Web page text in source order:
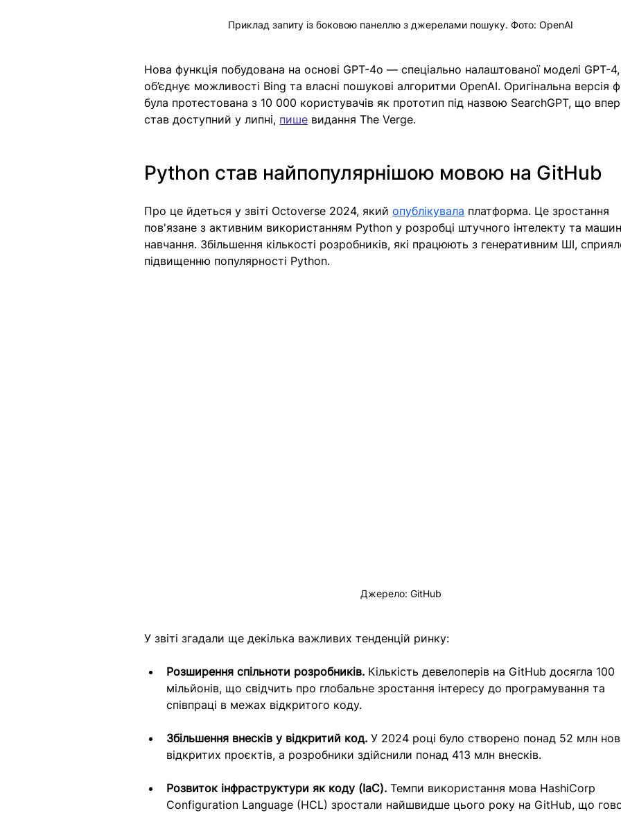
Приклад запиту із боковою панеллю з джерелами пошуку. Фото: ОpenAI
Нова функція побудована на основі GPT-4o — спеціально налаштованої моделі GPT-
об’єднує можливості Bing та власні пошукові алгоритми OpenAI. Оригінальна версія
була протестована з 10 000 користувачів як прототип під назвою SearchGPT, що
став доступний у липні, пише видання The Verge.
Python став найпопулярнішою мовою на GitHub
Про це йдеться у звіті Octoverse 2024, який опублікувала платформа. Це зростання
пов'язане з активним використанням Python у розробці штучного інтелекту та
навчання. Збільшення кількості розробників, які працюють з генеративним ШІ,
підвищенню популярності Python.
Джерело: GitHub
У звіті згадали ще декілька важливих тенденцій ринку:
Розширення спільноти розробників. Кількість девелоперів на GitHub досягла 100
мільйонів, що свідчить про глобальне зростання інтересу до програмування та
співпраці в межах відкритого коду.
Збільшення внесків у відкритий код. У 2024 році було створено понад 52 млн
відкритих проєктів, а розробники здійснили понад 413 млн внесків.
Розвиток інфраструктури як коду (IaC). Темпи використання мова HashiCorp
Configuration Language (HCL) зростали найшвидше цього року на GitHub, що